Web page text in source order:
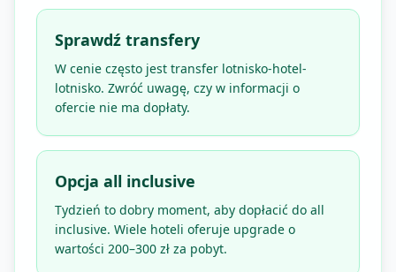
Sprawdź transfery
W cenie często jest transfer lotnisko-hotel-
lotnisko. Zwróć uwagę, czy w informacji o
ofercie nie ma dopłaty.
Opcja all inclusive
Tydzień to dobry moment, aby dopłacić do all
inclusive. Wiele hoteli oferuje upgrade o
wartości 200–300 zł za pobyt.